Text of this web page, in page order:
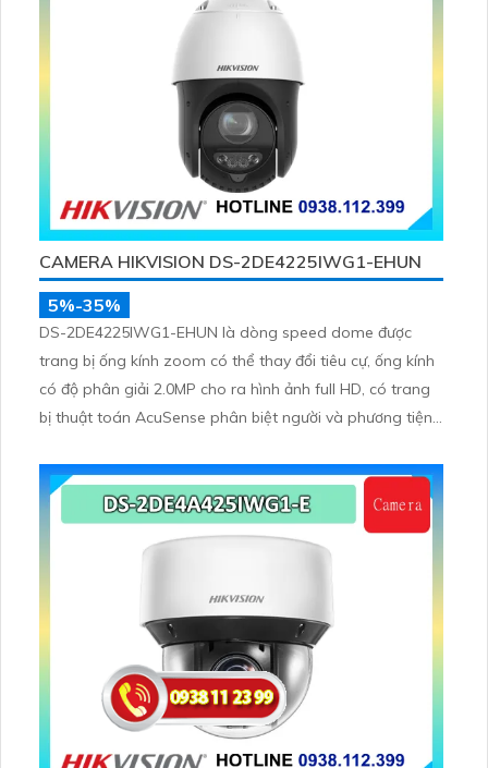
CAMERA HIKVISION DS-2DE4225IWG1-EHUN
5%-35%
DS-2DE4225IWG1-EHUN là dòng speed dome được
trang bị ống kính zoom có thể thay đổi tiêu cự, ống kính
có độ phân giải 2.0MP cho ra hình ảnh full HD, có trang
bị thuật toán AcuSense phân biệt người và phương tiện,
đêm bằng hồng ngoại 100m